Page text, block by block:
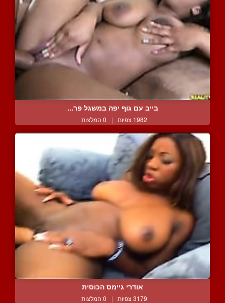
בייב עם גוף יפה במשגל פר...
1982 צפיות | 0 המלצות
אודרי גיימס הכוסית
3179 צפיות | 0 המלצות